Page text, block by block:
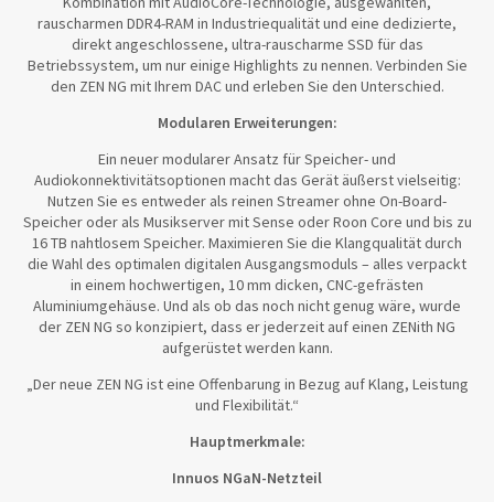
rauscharmen DDR4-RAM in Industriequalität und eine dedizierte,
direkt angeschlossene, ultra-rauscharme SSD für das
Betriebssystem, um nur einige Highlights zu nennen. Verbinden Sie
den ZEN NG mit Ihrem DAC und erleben Sie den Unterschied.
Modularen Erweiterungen:
Ein neuer modularer Ansatz für Speicher- und
Audiokonnektivitätsoptionen macht das Gerät äußerst vielseitig:
Nutzen Sie es entweder als reinen Streamer ohne On-Board-
Speicher oder als Musikserver mit Sense oder Roon Core und bis zu
16 TB nahtlosem Speicher. Maximieren Sie die Klangqualität durch
die Wahl des optimalen digitalen Ausgangsmoduls – alles verpackt
in einem hochwertigen, 10 mm dicken, CNC-gefrästen
Aluminiumgehäuse. Und als ob das noch nicht genug wäre, wurde
der ZEN NG so konzipiert, dass er jederzeit auf einen ZENith NG
aufgerüstet werden kann.
„Der neue ZEN NG ist eine Offenbarung in Bezug auf Klang, Leistung
und Flexibilität.“
Hauptmerkmale:
Innuos NGaN-Netzteil